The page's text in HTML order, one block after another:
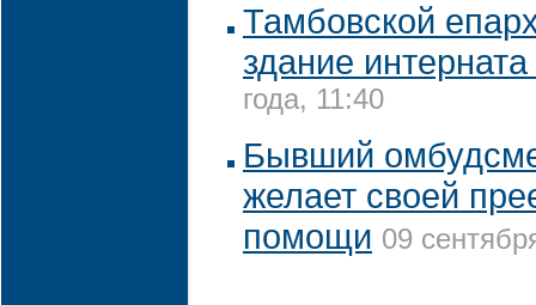
Тамбовской
здание интерната
года, 11:40
Бывший
желает своей
помощи 09